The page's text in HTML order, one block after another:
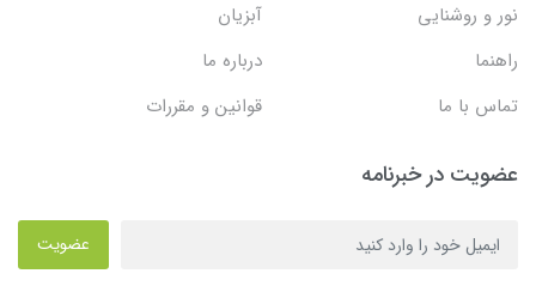
نور و روشنایی
آبزیان
راهنما
درباره ما
تماس با ما
قوانین و مقررات
عضویت در خبرنامه
عضویت